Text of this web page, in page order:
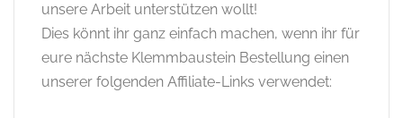
unsere Arbeit unterstützen wollt!
Dies könnt ihr ganz einfach machen, wenn ihr für
eure nächste Klemmbaustein Bestellung einen
unserer folgenden Affiliate-Links verwendet: